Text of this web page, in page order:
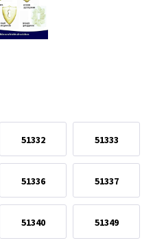
51332 51333
51336 51337
51340 51349